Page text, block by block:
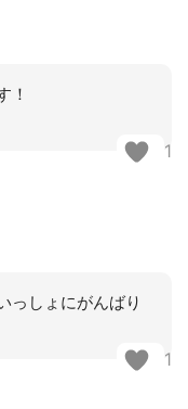
！
1
っしょにがんばり
1